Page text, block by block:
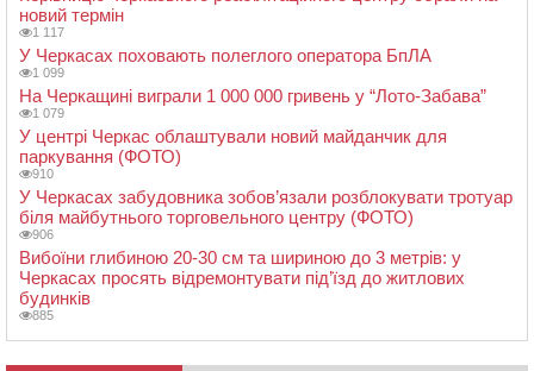
новий термін
1 117
У Черкасах поховають полеглого оператора БпЛА
1 099
На Черкащині виграли 1 000 000 гривень у “Лото-Забава”
1 079
У центрі Черкас облаштували новий майданчик для
паркування (ФОТО)
910
У Черкасах забудовника зобов’язали розблокувати тротуар
біля майбутнього торговельного центру (ФОТО)
906
Вибоїни глибиною 20-30 см та шириною до 3 метрів: у
Черкасах просять відремонтувати під’їзд до житлових
будинків
885